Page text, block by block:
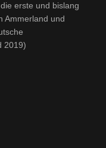
erste und bislang
Ammerland und
2019)